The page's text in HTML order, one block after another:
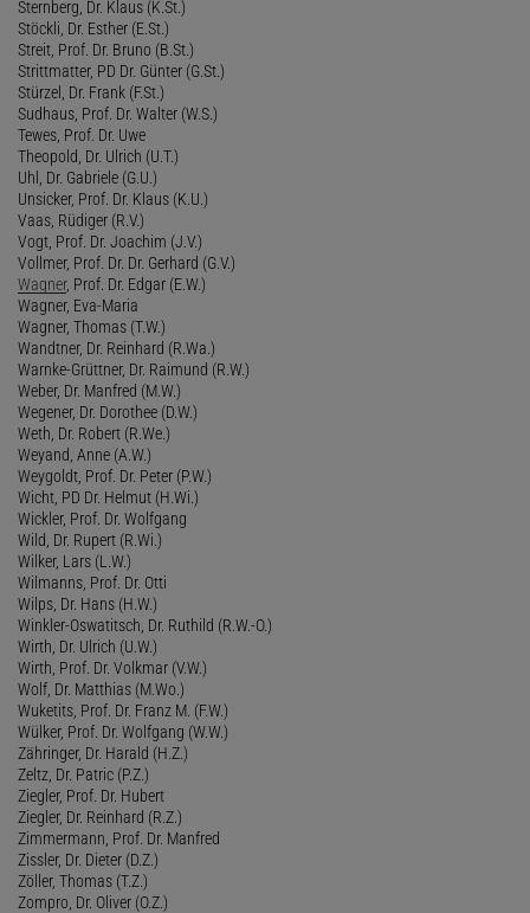
Sternberg, Dr. Klaus (K.St.)
Stöckli, Dr. Esther (E.St.)
Streit, Prof. Dr. Bruno (B.St.)
Strittmatter, PD Dr. Günter (G.St.)
Stürzel, Dr. Frank (F.St.)
Sudhaus, Prof. Dr. Walter (W.S.)
Tewes, Prof. Dr. Uwe
Theopold, Dr. Ulrich (U.T.)
Uhl, Dr. Gabriele (G.U.)
Unsicker, Prof. Dr. Klaus (K.U.)
Vaas, Rüdiger (R.V.)
Vogt, Prof. Dr. Joachim (J.V.)
Vollmer, Prof. Dr. Dr. Gerhard (G.V.)
Wagner, Prof. Dr. Edgar (E.W.)
Wagner, Eva-Maria
Wagner, Thomas (T.W.)
Wandtner, Dr. Reinhard (R.Wa.)
Warnke-Grüttner, Dr. Raimund (R.W.)
Weber, Dr. Manfred (M.W.)
Wegener, Dr. Dorothee (D.W.)
Weth, Dr. Robert (R.We.)
Weyand, Anne (A.W.)
Weygoldt, Prof. Dr. Peter (P.W.)
Wicht, PD Dr. Helmut (H.Wi.)
Wickler, Prof. Dr. Wolfgang
Wild, Dr. Rupert (R.Wi.)
Wilker, Lars (L.W.)
Wilmanns, Prof. Dr. Otti
Wilps, Dr. Hans (H.W.)
Winkler-Oswatitsch, Dr. Ruthild (R.W.-O.)
Wirth, Dr. Ulrich (U.W.)
Wirth, Prof. Dr. Volkmar (V.W.)
Wolf, Dr. Matthias (M.Wo.)
Wuketits, Prof. Dr. Franz M. (F.W.)
Wülker, Prof. Dr. Wolfgang (W.W.)
Zähringer, Dr. Harald (H.Z.)
Zeltz, Dr. Patric (P.Z.)
Ziegler, Prof. Dr. Hubert
Ziegler, Dr. Reinhard (R.Z.)
Zimmermann, Prof. Dr. Manfred
Zissler, Dr. Dieter (D.Z.)
Zöller, Thomas (T.Z.)
Zompro, Dr. Oliver (O.Z.)